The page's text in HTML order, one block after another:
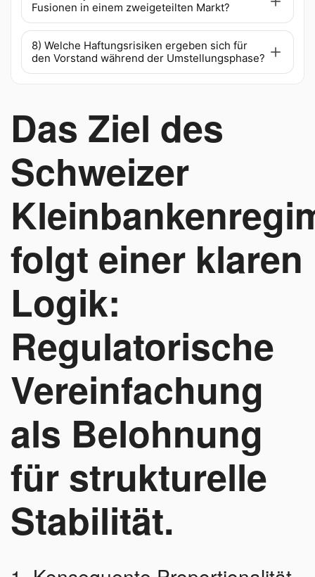
Fusionen in einem zweigeteilten Markt?
8) Welche Haftungsrisiken ergeben sich für
den Vorstand während der Umstellungsphase?
Das Ziel des
Schweizer
folgt einer klaren
Logik:
Regulatorische
Vereinfachung
als Belohnung
für strukturelle
Stabilität.